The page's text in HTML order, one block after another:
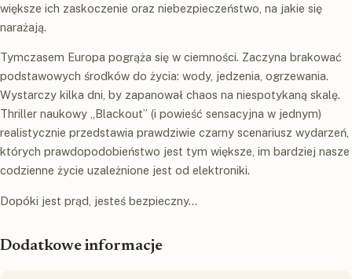
większe ich zaskoczenie oraz niebezpieczeństwo, na jakie się
narażają.
Tymczasem Europa pogrąża się w ciemności. Zaczyna brakować
podstawowych środków do życia: wody, jedzenia, ogrzewania.
Wystarczy kilka dni, by zapanował chaos na niespotykaną skalę.
Thriller naukowy „Blackout” (i powieść sensacyjna w jednym)
realistycznie przedstawia prawdziwie czarny scenariusz wydarzeń,
których prawdopodobieństwo jest tym większe, im bardziej nasze
codzienne życie uzależnione jest od elektroniki.
Dopóki jest prąd, jesteś bezpieczny...
Dodatkowe informacje